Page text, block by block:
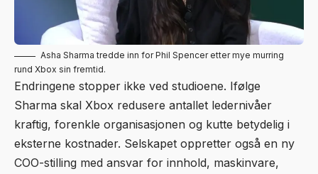
Asha Sharma tredde inn for Phil Spencer etter mye murring
rund Xbox sin fremtid.
Endringene stopper ikke ved studioene. Ifølge
Sharma skal Xbox redusere antallet ledernivåer
kraftig, forenkle organisasjonen og kutte betydelig i
eksterne kostnader. Selskapet oppretter også en ny
COO-stilling med ansvar for innhold, maskinvare,